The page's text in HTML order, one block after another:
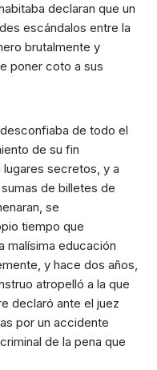
declaran que un
escándalos entre la
brutalmente y
poner coto a sus
de todo el
de su fin
secretos, y a
de billetes de
se
tiempo que
malísima educación
y hace dos años,
atropelló a la que
declaró ante el juez
por un accidente
de la pena que